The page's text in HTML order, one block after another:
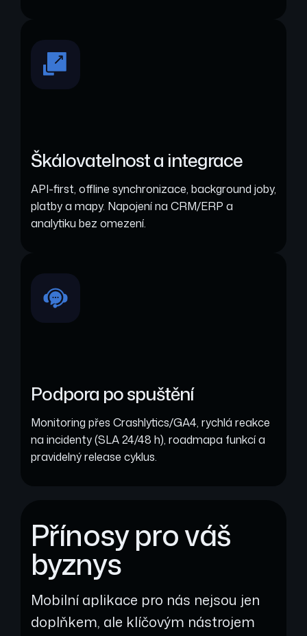
Škálovatelnost a integrace
API-first, offline synchronizace, background joby,
platby a mapy. Napojení na CRM/ERP a
analytiku bez omezení.
Podpora po spuštění
Monitoring přes Crashlytics/GA4, rychlá reakce
na incidenty (SLA 24/48 h), roadmapa funkcí a
pravidelný release cyklus.
Přínosy pro váš
byznys
Mobilní aplikace pro nás nejsou jen
doplňkem, ale klíčovým nástrojem